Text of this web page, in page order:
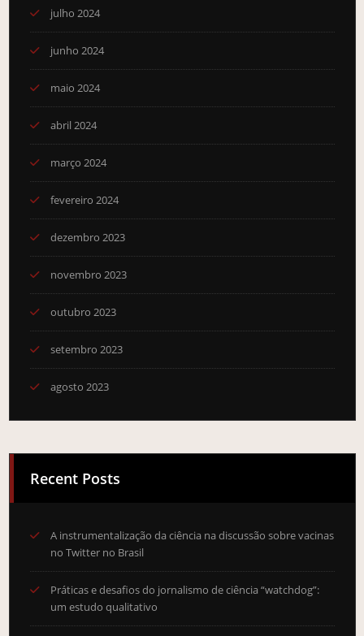
julho 2024
junho 2024
maio 2024
abril 2024
março 2024
fevereiro 2024
dezembro 2023
novembro 2023
outubro 2023
setembro 2023
agosto 2023
Recent Posts
A instrumentalização da ciência na discussão sobre vacinas
no Twitter no Brasil
Práticas e desafios do jornalismo de ciência “watchdog”:
um estudo qualitativo